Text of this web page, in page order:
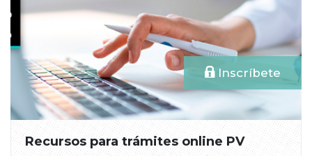
Inscríbete
Recursos para trámites online PV